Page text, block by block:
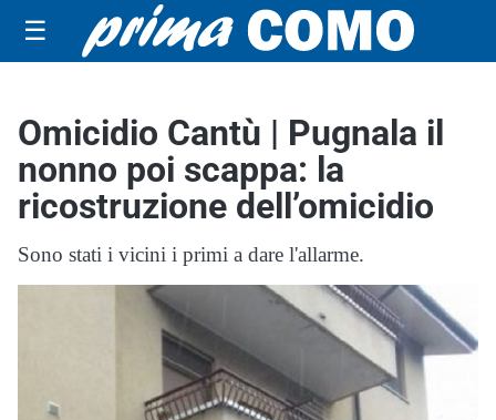
☰
Omicidio Cantù | Pugnala il
nonno poi scappa: la
ricostruzione dell’omicidio
Sono stati i vicini i primi a dare l'allarme.